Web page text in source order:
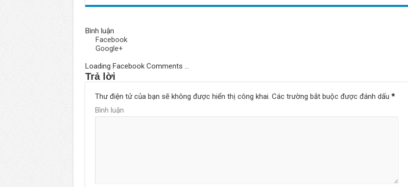
Bình luận
Facebook
Google+
Loading Facebook Comments ...
Trả lời
Thư điện tử của bạn sẽ không được hiển thị công khai. Các trường bắt buộc được đánh dấu *
Bình luận